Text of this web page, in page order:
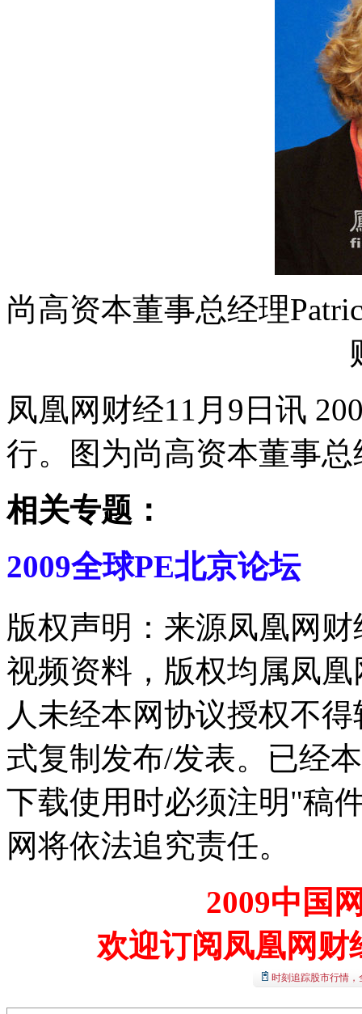
尚高资本董事总经理
凤凰网财经11月9日讯
行。图为尚高资本董事总
相关专题：
2009全球PE北京论坛
版权声明：来源凤凰网
视频资料，版权均属凤
人未经本网协议授权不
式复制发布/发表。已经
下载使用时必须注明"稿
网将依法追究责任。
2009中国
欢迎订阅凤凰网财
时刻追踪股市行情